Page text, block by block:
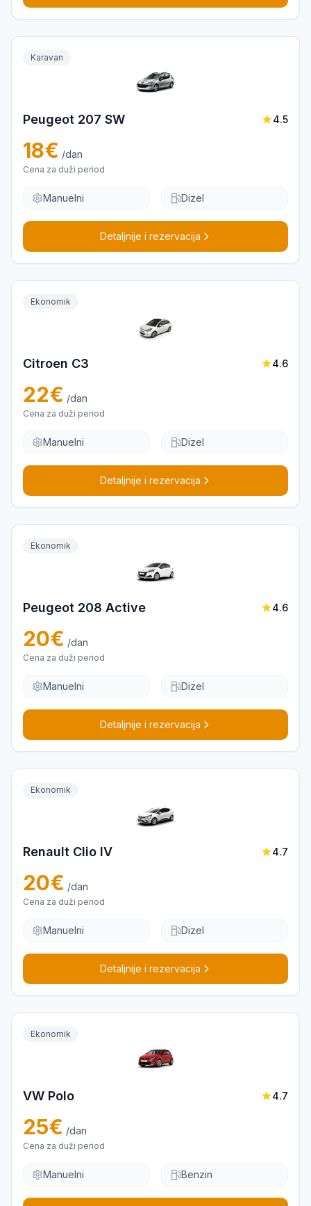
Karavan
Peugeot 207 SW 4.5
18€ /dan
Cena za duži period
Manuelni Dizel
Detaljnije i rezervacija
Ekonomik
Citroen C3 4.6
22€ /dan
Cena za duži period
Manuelni Dizel
Detaljnije i rezervacija
Ekonomik
Peugeot 208 Active 4.6
20€ /dan
Cena za duži period
Manuelni Dizel
Detaljnije i rezervacija
Ekonomik
Renault Clio IV 4.7
20€ /dan
Cena za duži period
Manuelni Dizel
Detaljnije i rezervacija
Ekonomik
VW Polo 4.7
25€ /dan
Cena za duži period
Manuelni Benzin